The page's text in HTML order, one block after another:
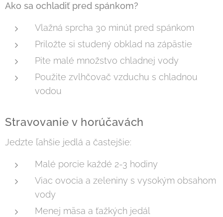
Ako sa ochladiť pred spánkom?
Vlažná sprcha 30 minút pred spánkom
Priložte si studený obklad na zápästie
Pite malé množstvo chladnej vody
Použite zvlhčovač vzduchu s chladnou
vodou
Stravovanie v horúčavách
Jedzte ľahšie jedlá a častejšie:
Malé porcie každé 2-3 hodiny
Viac ovocia a zeleniny s vysokým obsahom
vody
Menej mäsa a ťažkých jedál